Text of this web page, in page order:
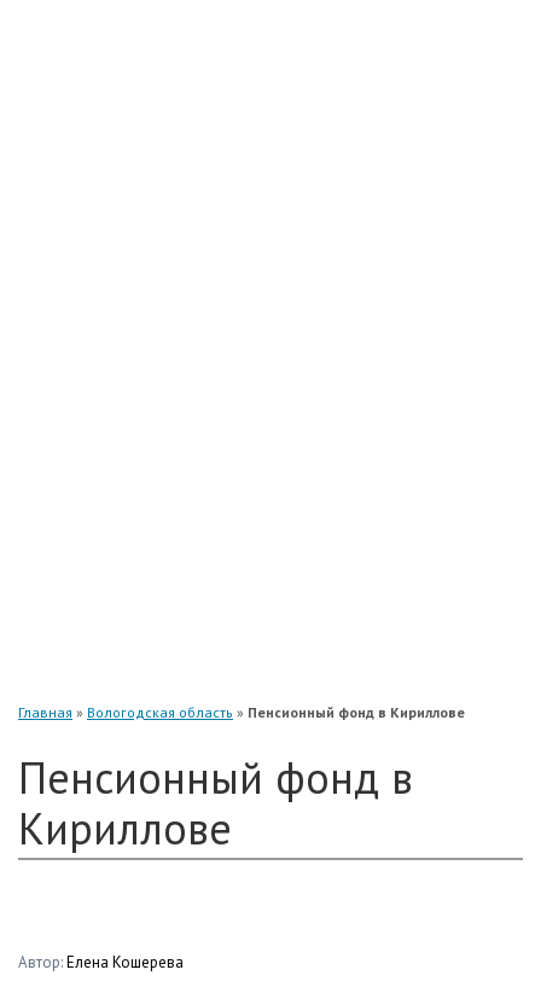
Главная » Вологодская область » Пенсионный фонд в Кириллове
Пенсионный фонд в
Кириллове
Автор:Елена Кошерева